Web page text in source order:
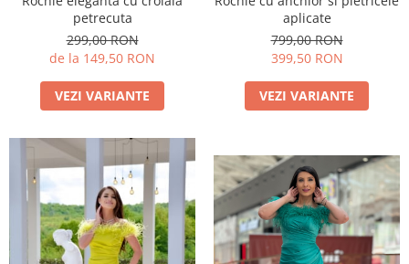
petrecuta
299,00 RON
de la 149,50 RON
VEZI VARIANTE
aplicate
799,00 RON
399,50 RON
VEZI VARIANTE